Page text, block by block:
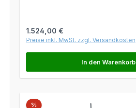
Regulärer Preis:
1.524,00 €
Preise inkl. MwSt. zzgl. Versandkosten
In den Warenkorb
%Rabatt